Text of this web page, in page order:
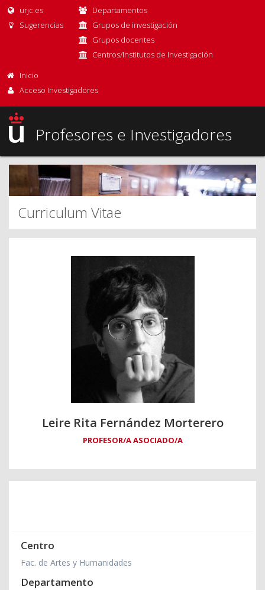
urjc.es
Sugerencias
Departamentos
Grupos de investigación
Grupos docentes
Centros/Institutos de Investigación
Inicio
Acceso Investigadores
Profesores e Investigadores
Curriculum Vitae
Leire Rita Fernández Morterero
PROFESOR/A ASOCIADO/A
Centro
Fac. de Artes y Humanidades
Departamento